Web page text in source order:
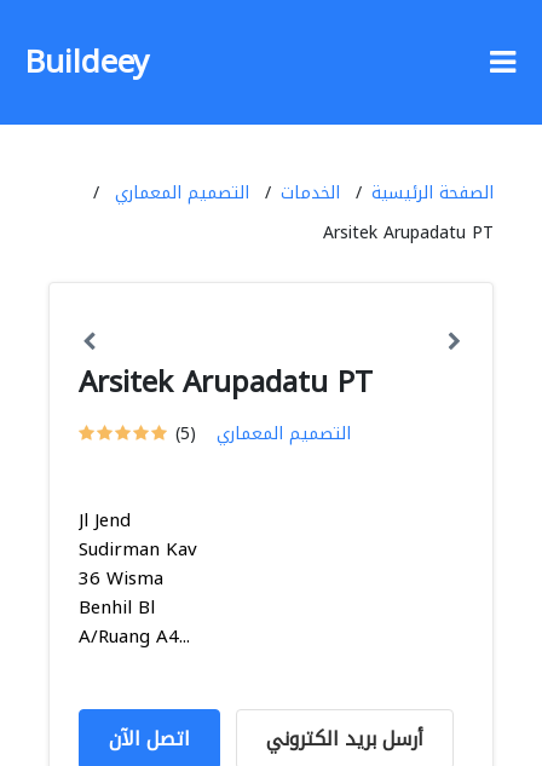
Buildeey
الصفحة الرئيسية الخدمات
التصميم المعماري
Arsitek Arupadatu PT
Arsitek Arupadatu PT
(5) التصميم المعماري
Jl Jend
Sudirman Kav
36 Wisma
Benhil Bl
A/Ruang A4...
اتصل الآن أرسل بريد الكتروني